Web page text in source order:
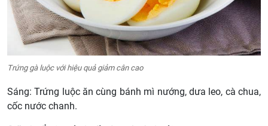
Trứng gà luộc với hiệu quả giảm cân cao
Sáng: Trứng luộc ăn cùng bánh mì nướng, dưa leo, cà chua,
cốc nước chanh.